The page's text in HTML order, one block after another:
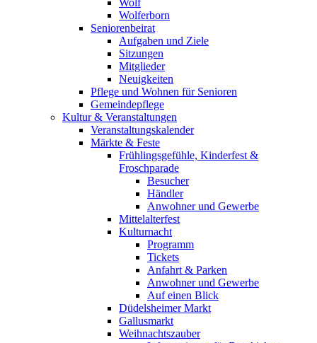
Wolf
Wolferborn
Seniorenbeirat
Aufgaben und Ziele
Sitzungen
Mitglieder
Neuigkeiten
Pflege und Wohnen für Senioren
Gemeindepflege
Kultur & Veranstaltungen
Veranstaltungskalender
Märkte & Feste
Frühlingsgefühle, Kinderfest &
Froschparade
Besucher
Händler
Anwohner und Gewerbe
Mittelalterfest
Kulturnacht
Programm
Tickets
Anfahrt & Parken
Anwohner und Gewerbe
Auf einen Blick
Düdelsheimer Markt
Gallusmarkt
Weihnachtszauber